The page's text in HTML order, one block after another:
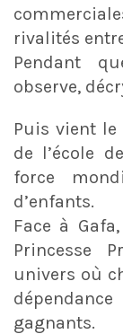
rivalités
Pendant
observe,
Puis vient
de l’école
force
d’enfants.
Face à
Princesse
univers où
gagnants.